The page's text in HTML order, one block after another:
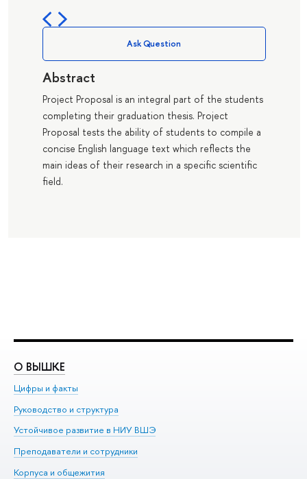
Ask Question
Abstract
Project Proposal is an integral part of the students
completing their graduation thesis. Project
Proposal tests the ability of students to compile a
concise English language text which reflects the
main ideas of their research in a specific scientific
field.
О ВЫШКЕ
Цифры и факты
Руководство и структура
Устойчивое развитие в НИУ ВШЭ
Преподаватели и сотрудники
Корпуса и общежития